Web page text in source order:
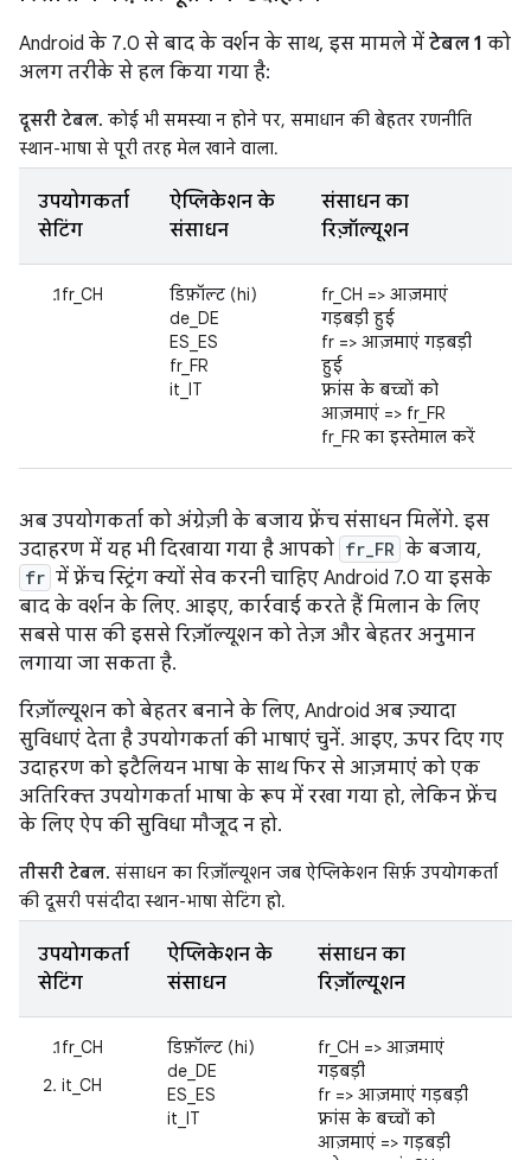
Android के 7.0 से बाद के वर्शन के साथ, इस मामले में टेबल 1 को
अलग तरीके से हल किया गया है:
दूसरी टेबल. कोई भी समस्या न होने पर, समाधान की बेहतर रणनीति
स्थान-भाषा से पूरी तरह मेल खाने वाला.
उपयोगकर्ता
सेटिंग
ऐप्लिकेशन के
संसाधन
संसाधन का
रिज़ॉल्यूशन
fr_CH
डिफ़ॉल्ट (hi)
de_DE
ES_ES
fr_FR
it_IT
fr_CH => आज़माएं
गड़बड़ी हुई
fr => आज़माएं गड़बड़ी
हुई
फ़्रांस के बच्चों को
आज़माएं => fr_FR
fr_FR का इस्तेमाल करें
अब उपयोगकर्ता को अंग्रेज़ी के बजाय फ़्रेंच संसाधन मिलेंगे. इस
उदाहरण में यह भी दिखाया गया है आपको fr_FR के बजाय,
fr में फ़्रेंच स्ट्रिंग क्यों सेव करनी चाहिए Android 7.0 या इसके
बाद के वर्शन के लिए. आइए, कार्रवाई करते हैं मिलान के लिए
सबसे पास की इससे रिज़ॉल्यूशन को तेज़ और बेहतर अनुमान
लगाया जा सकता है.
रिज़ॉल्यूशन को बेहतर बनाने के लिए, Android अब ज़्यादा
सुविधाएं देता है उपयोगकर्ता की भाषाएं चुनें. आइए, ऊपर दिए गए
उदाहरण को इटैलियन भाषा के साथ फिर से आज़माएं को एक
अतिरिक्त उपयोगकर्ता भाषा के रूप में रखा गया हो, लेकिन फ़्रेंच
के लिए ऐप की सुविधा मौजूद न हो.
तीसरी टेबल. संसाधन का रिज़ॉल्यूशन जब ऐप्लिकेशन सिर्फ़ उपयोगकर्ता
की दूसरी पसंदीदा स्थान-भाषा सेटिंग हो.
उपयोगकर्ता
सेटिंग
ऐप्लिकेशन के
संसाधन
संसाधन का
रिज़ॉल्यूशन
fr_CH
it_CH
डिफ़ॉल्ट (hi)
de_DE
ES_ES
it_IT
fr_CH => आज़माएं
गड़बड़ी
fr => आज़माएं गड़बड़ी
फ़्रांस के बच्चों को
आज़माएं => गड़बड़ी